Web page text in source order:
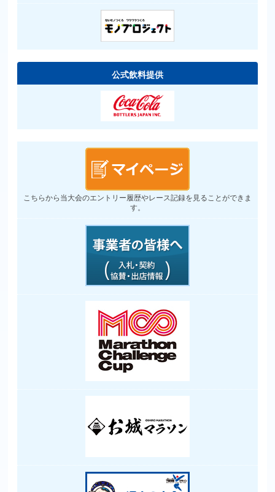
公式飲料提供
こちらから当大会のエントリー履歴やレース記録を見ることができま
す。